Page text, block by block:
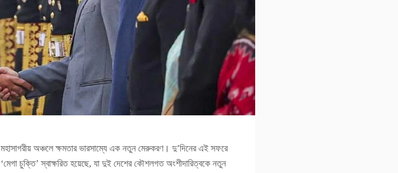
মহাসাগরীয় অঞ্চলে ক্ষমতার ভারসাম্যে এক নতুন মেরুকরণ। দু’দিনের এই সফরে
চুক্তি’ স্বাক্ষরিত হয়েছে, যা দুই দেশের কৌশলগত অংশীদারিত্বকে নতুন